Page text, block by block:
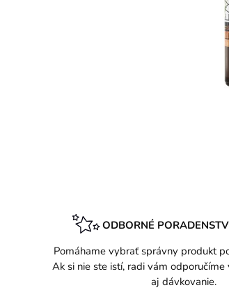
ODBORNÉ
Pomáhame vybrať správny produkt
Ak si nie ste istí, radi vám odporučíme
aj dávkovanie.